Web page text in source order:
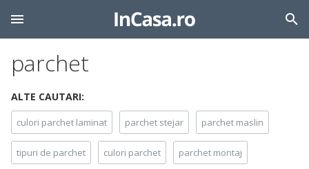
parchet
ALTE CAUTARI:
culori parchet laminat parchet stejar parchet maslin
tipuri de parchet culori parchet parchet montaj